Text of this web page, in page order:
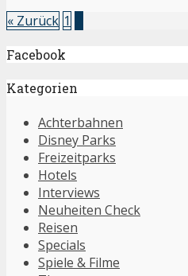
« Zurück 1
Facebook
Kategorien
Achterbahnen
Disney Parks
Freizeitparks
Hotels
Interviews
Neuheiten Check
Reisen
Specials
Spiele & Filme